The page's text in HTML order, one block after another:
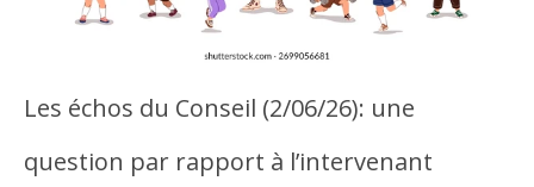
Les échos du Conseil (2/06/26): une
question par rapport à l’intervenant